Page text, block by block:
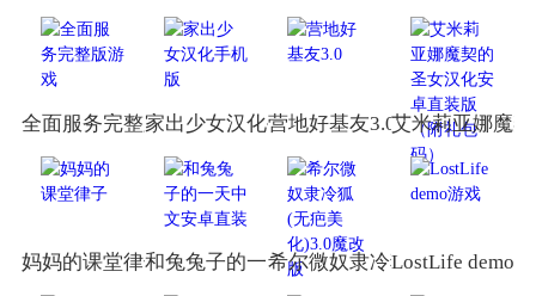
全面服务完整版游戏家出少女汉化手机版营地好基友3.0艾米莉亚娜魔
妈妈的课堂律子和兔兔子的一天中文安卓直装
希尔微奴隶冷狐(无疤美化
LostLife demo